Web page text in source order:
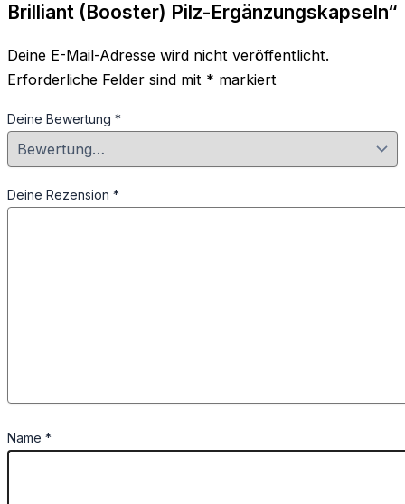
Brilliant (Booster) Pilz-Ergänzungskapseln“
Deine E-Mail-Adresse wird nicht veröffentlicht.
Erforderliche Felder sind mit * markiert
Deine Bewertung *
Deine Rezension *
Name *